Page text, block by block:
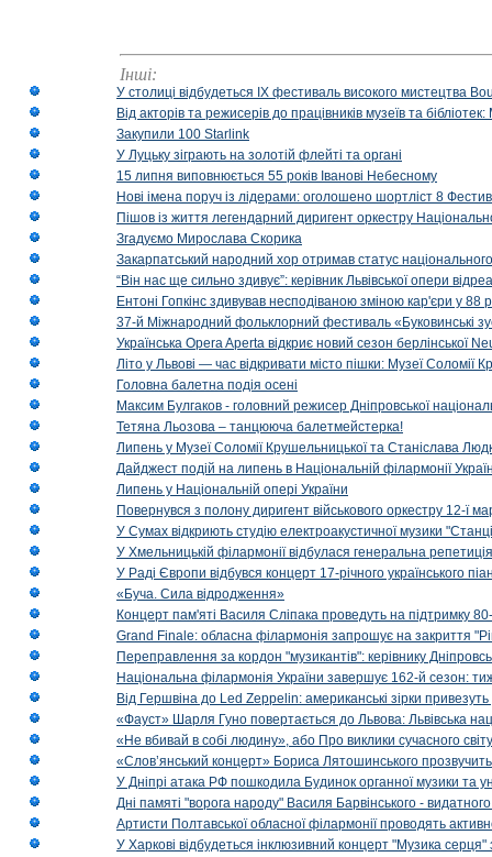
Інші:
У столиці відбудеться IX фестиваль високого мистецтва
Від акторів та режисерів до працівників музеїв та
Закупили 100 Starlink
У Луцьку зіграють на золотій флейті та органі
15 липня виповнюється 55 років Іванові Небесному
Нові імена поруч із лідерами: оголошено шортліст 8
Пішов із життя легендарний диригент оркестру
Згадуємо Мирослава Скорика
Закарпатський народний хор отримав статус національного
“Він нас ще сильно здивує”: керівник Львівської опери
Ентоні Гопкінс здивував несподіваною зміною кар'єри у 88
37-й Міжнародний фольклорний фестиваль «Буковинські
Українська Opera Aperta відкриє новий сезон берлінської
Літо у Львові — час відкривати місто пішки: Музеї Соломії
Головна балетна подія осені
Максим Булгаков - головний режисер Дніпровської
Тетяна Льозова – танцююча балетмейстерка!
Липень у Музеї Соломії Крушельницької та Станіслава
Дайджест подій на липень в Національній філармонії
Липень у Національній опері України
Повернувся з полону диригент військового оркестру 12-ї
У Сумах відкриють студію електроакустичної музики
У Хмельницькій філармонії відбулася генеральна
У Раді Європи відбувся концерт 17-річного українського
«Буча. Сила відродження»
Концерт пам'яті Василя Сліпака проведуть на підтримку
Grand Finale: обласна філармонія запрошує на закриття
Переправлення за кордон "музикантів": керівнику
Національна філармонія України завершує 162-й сезон:
Від Гершвіна до Led Zeppelin: американські зірки
«Фауст» Шарля Гуно повертається до Львова: Львівська
«Не вбивай в собі людину», або Про виклики сучасного світу
«Слов’янський концерт» Бориса Лятошинського
У Дніпрі атака РФ пошкодила Будинок органної музики та
Дні памяті "ворога народу" Василя Барвінського -
Артисти Полтавської обласної філармонії проводять
У Харкові відбудеться інклюзивний концерт "Музика